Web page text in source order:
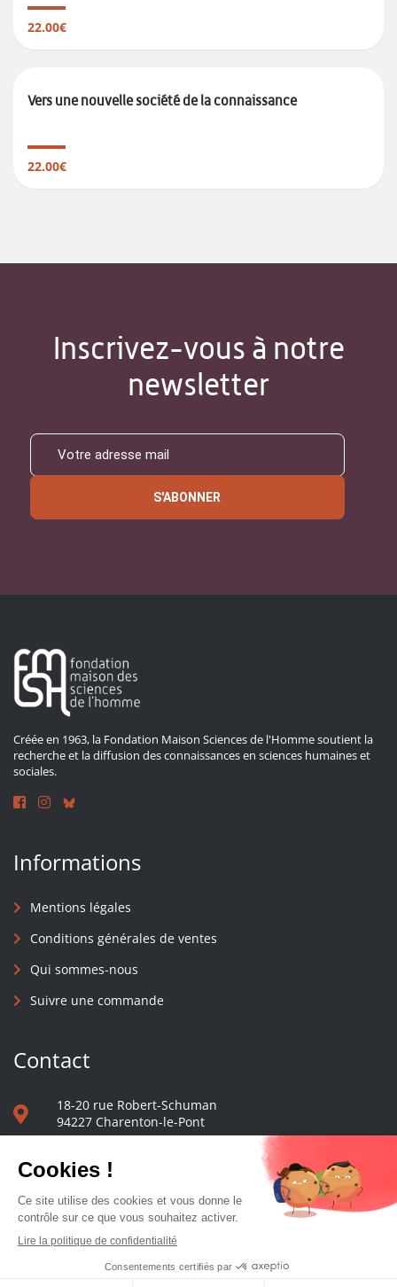
22.00€
Vers une nouvelle société de la connaissance
22.00€
Inscrivez-vous à notre
newsletter
S'ABONNER
Créée en 1963, la Fondation Maison Sciences de l'Homme soutient la
recherche et la diffusion des connaissances en sciences humaines et
sociales.
Informations
Mentions légales
Conditions générales de ventes
Qui sommes-nous
Suivre une commande
Contact
18-20 rue Robert-Schuman
94227 Charenton-le-Pont